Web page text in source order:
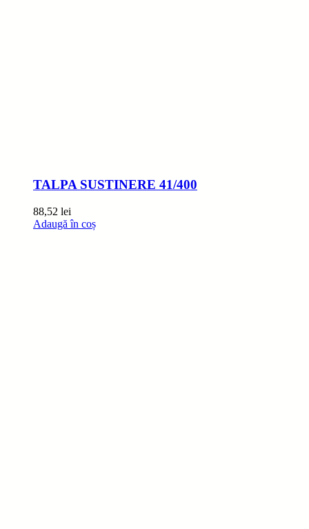
TALPA SUSTINERE 41/400
88,52 lei
Adaugă în coș